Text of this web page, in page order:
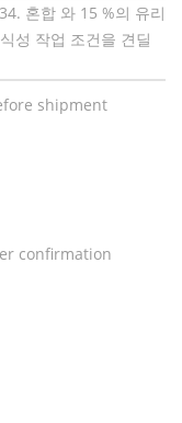
혼합 와 15 %의 유리
성 작업 조건을 견딜
shipment
confirmation